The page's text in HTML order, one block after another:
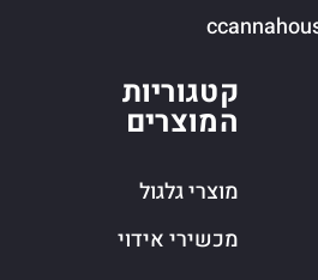
קטגוריות
המוצרים
מוצרי גלגול
מכשירי אידוי